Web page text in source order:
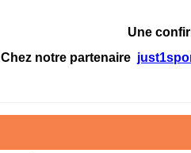
Une
Chez notre partenaire